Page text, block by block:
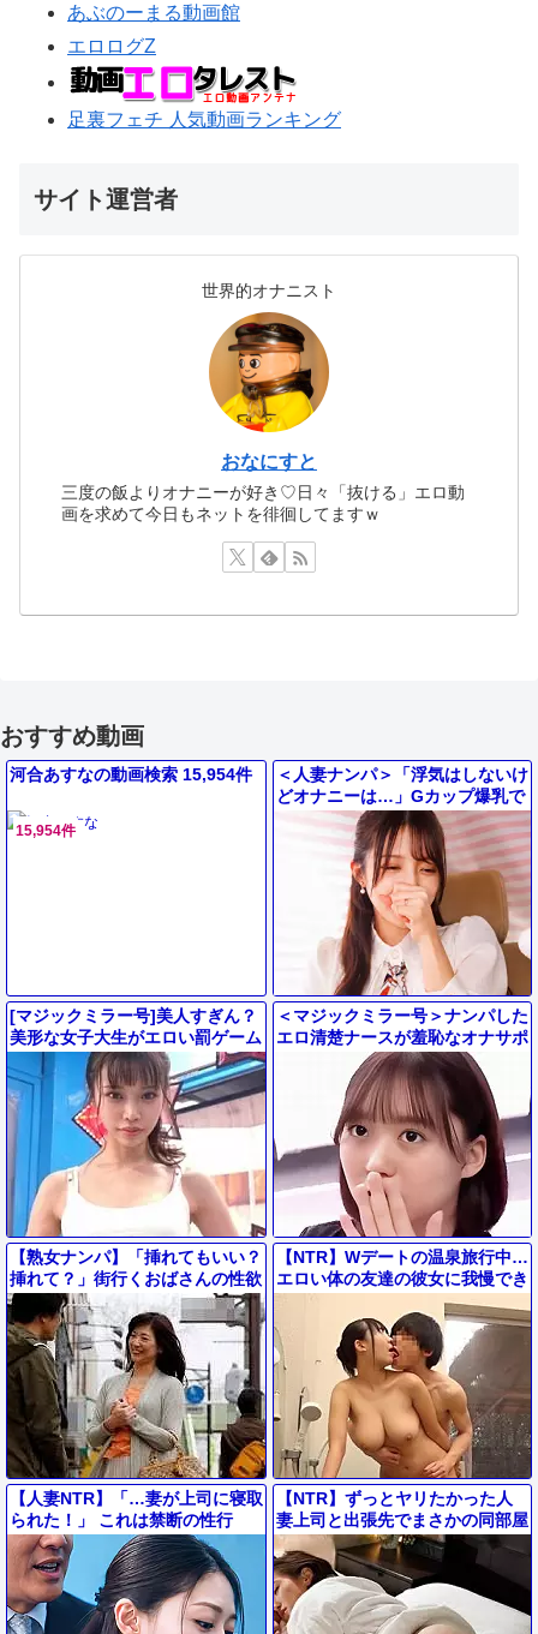
あぶのーまる動画館
エロログZ
足裏フェチ 人気動画ランキング
サイト運営者
世界的オナニスト
おなにすと
三度の飯よりオナニーが好き♡日々「抜ける」エロ動
画を求めて今日もネットを徘徊してますｗ
おすすめ動画
河合あすなの動画検索 15,954件
15,954件
＜人妻ナンパ＞「浮気はしないけ
どオナニーは…」Gカップ爆乳で
清楚系の黒髪ロングがエロい素人
のムッツリスケベな人妻セレブ！
[マジックミラー号]美人すぎん？
美形な女子大生がエロい罰ゲーム
に挑戦！『恥ずかしいです…』真
面目なJDが下着姿を晒されて
＜マジックミラー号＞ナンパした
エロ清楚ナースが羞恥なオナサポ
企画に挑む！手コキ＆フェラで慰
めデカ尻騎乗位で痙攣イキ＜素人
【熟女ナンパ】「挿れてもいい？
挿れて？」街行くおばさんの性欲
が生々しい！！ホテルに連れ込ん
でみたら自らチ●ポをおねだり…
【NTR】Wデートの温泉旅行中…
エロい体の友達の彼女に我慢でき
ず『ん…ダメ…♡』お互い発情→
彼氏の近くで声我慢浮気ハメ
【人妻NTR】「…妻が上司に寝取
られた！」 これは禁断の性行
為！結婚3年目の記念日を迎えた
夫婦のヌード撮影！
【NTR】ずっとヤリたかった人
妻上司と出張先でまさかの同部屋
に！『ダメ…んああっ♡』勃起止
まらず襲ってしまい＜寝取られ＞